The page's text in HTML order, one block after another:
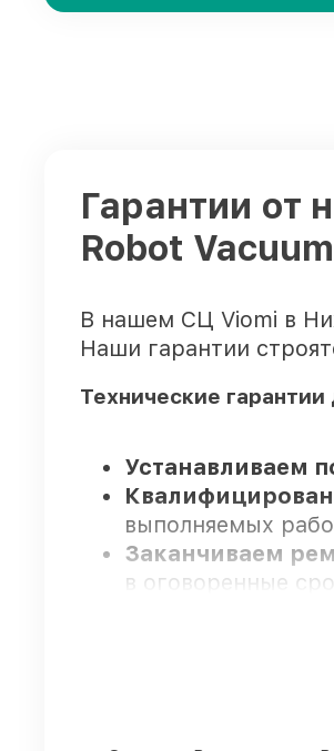
Гарантии от
Robot
В нашем СЦ Viomi в
Наши гарантии
Технические гарантии
Устанавливаем
выполняемых
Заканчиваем
в оговоренные